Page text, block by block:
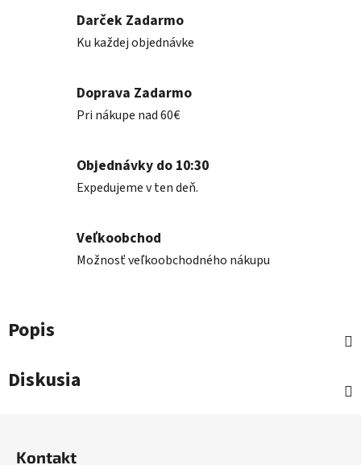
Darček Zadarmo
Ku každej objednávke
Doprava Zadarmo
Pri nákupe nad 60€
Objednávky do 10:30
Expedujeme v ten deň.
Veľkoobchod
Možnosť veľkoobchodného nákupu
Popis
Diskusia
Kontakt